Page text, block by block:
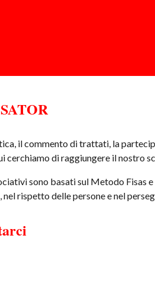
SATOR
il commento di trattati, la
cerchiamo di raggiungere il nostro
sono basati sul Metodo Fisas
rispetto delle persone e nel